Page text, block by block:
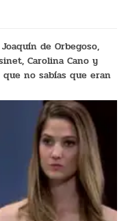
de Orbegoso,
Carolina Cano y
no sabías que eran